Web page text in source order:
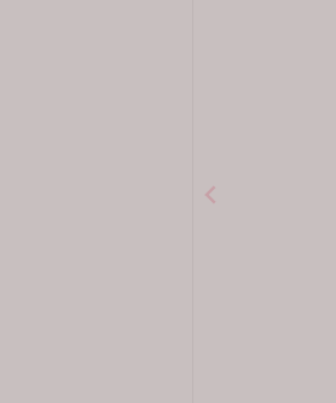
Meld deg
Levering
APOTEK
Bli medlem
Gratis